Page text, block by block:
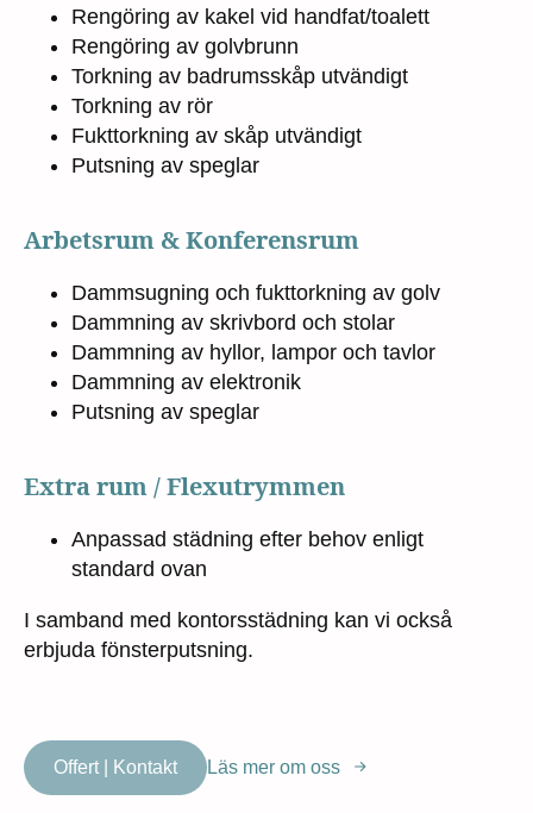
Rengöring av kakel vid handfat/toalett
Rengöring av golvbrunn
Torkning av badrumsskåp utvändigt
Torkning av rör
Fukttorkning av skåp utvändigt
Putsning av speglar
Arbetsrum & Konferensrum
Dammsugning och fukttorkning av golv
Dammning av skrivbord och stolar
Dammning av hyllor, lampor och tavlor
Dammning av elektronik
Putsning av speglar
Extra rum / Flexutrymmen
Anpassad städning efter behov enligt
standard ovan
I samband med kontorsstädning kan vi också
erbjuda fönsterputsning.
Offert | Kontakt Läs mer om oss